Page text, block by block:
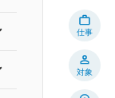
仕事
対象